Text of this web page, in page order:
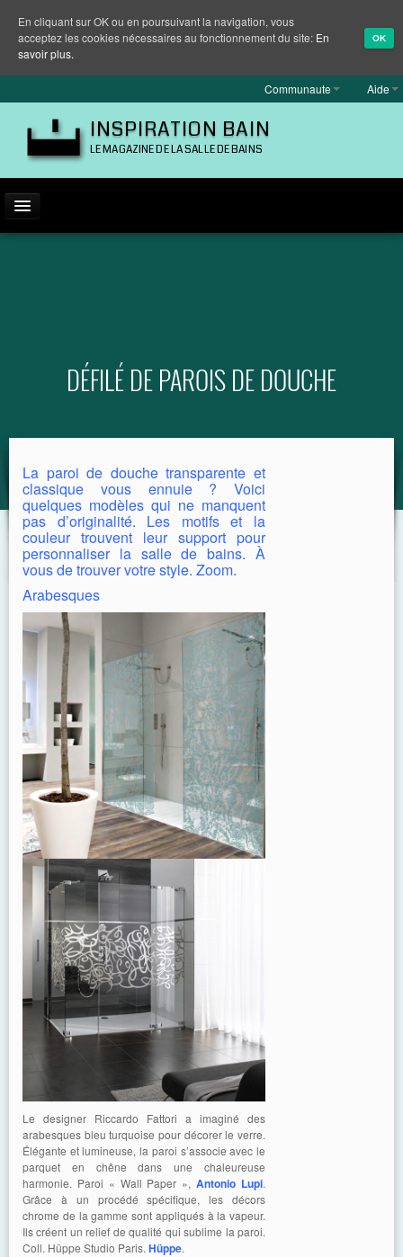
Communaute Aide
INSPIRATION BAIN
LE MAGAZINE DE LA SALLE DE BAINS
GUIDE
DÉFILÉ DE PAROIS DE DOUCHE
La paroi de douche transparente et
classique vous ennuie ? Voici
quelques modèles qui ne manquent
pas d’originalité. Les motifs et la
couleur trouvent leur support pour
personnaliser la salle de bains. À
vous de trouver votre style. Zoom.
Arabesques
Le designer Riccardo Fattori a imaginé des
arabesques bleu turquoise pour décorer le verre.
Élégante et lumineuse, la paroi s’associe avec le
parquet en chêne dans une chaleureuse
harmonie. Paroi « Wall Paper »,Antonio Lupi.
Grâce à un procédé spécifique, les décors
chrome de la gamme sont appliqués à la vapeur.
Ils créent un relief de qualité qui sublime la paroi.
Coll. Hüppe Studio Paris. Hüppe.
En cliquant sur OK ou en poursuivant la navigation, vous
acceptez les cookies nécessaires au fonctionnement du site: En
savoir plus.
OK